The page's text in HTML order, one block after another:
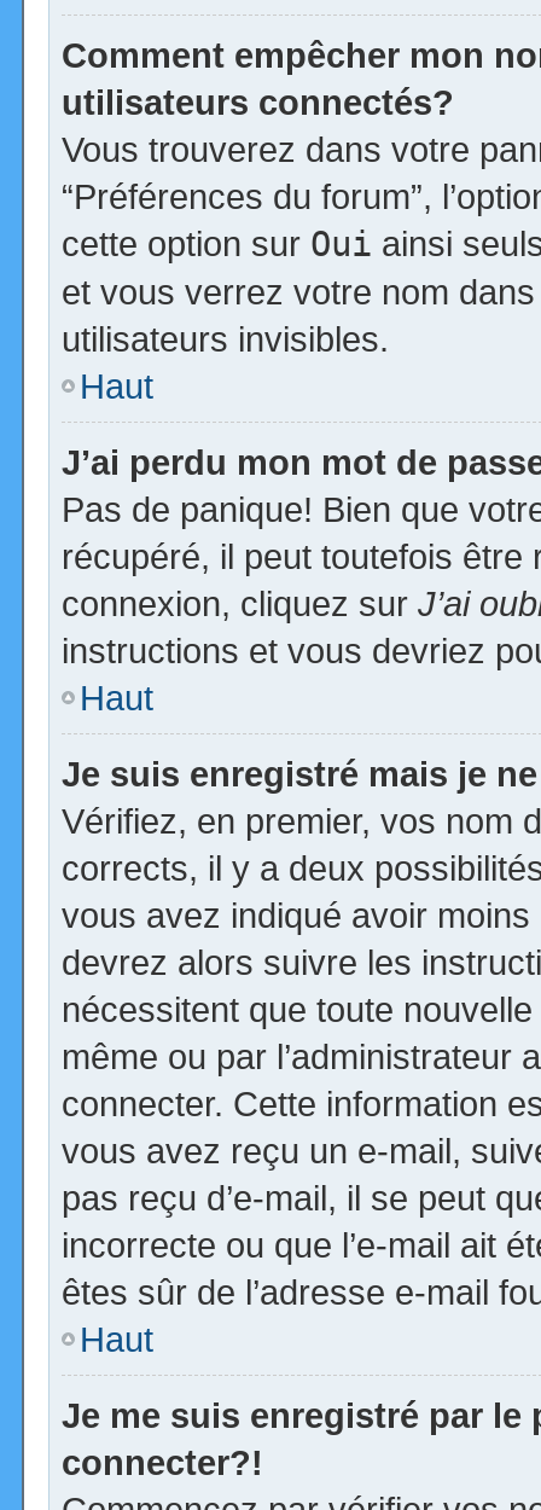
Comment empêcher mon
utilisateurs connectés?
Vous trouverez dans votre
“Préférences du forum”,
cette option sur Oui ainsi
et vous verrez votre nom
utilisateurs invisibles.
Haut
J’ai perdu mon mot de
Pas de panique! Bien que
récupéré, il peut toutefois
connexion, cliquez sur J’ai
instructions et vous devriez
Haut
Je suis enregistré mais je
Vérifiez, en premier, vos nom
corrects, il y a deux
vous avez indiqué avoir
devrez alors suivre les
nécessitent que toute
même ou par l’administrateur
connecter. Cette information
vous avez reçu un e-mail,
pas reçu d’e-mail, il se peut
incorrecte ou que l’e-mail ait
êtes sûr de l’adresse e-mail
Haut
Je me suis enregistré par le
connecter?!